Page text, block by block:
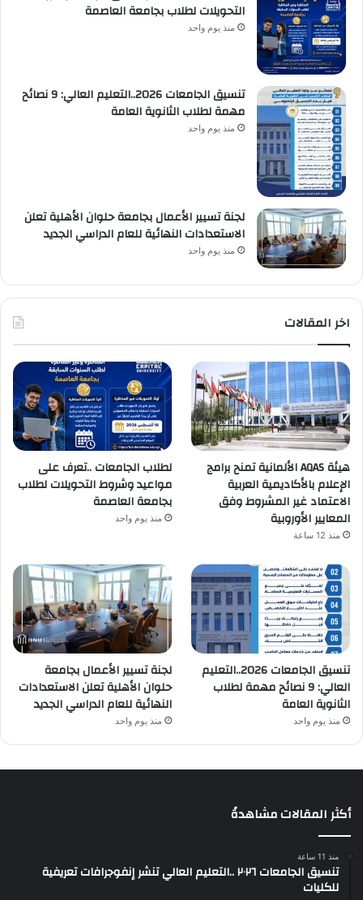
التحويلات لطلاب بجامعة العاصمة
منذ يوم واحد
تنسيق الجامعات 2026..التعليم العالي: 9 نصائح
مهمة لطلاب الثانوية العامة
منذ يوم واحد
لجنة تسيير الأعمال بجامعة حلوان الأهلية تعلن
الاستعدادات النهائية للعام الدراسي الجديد
منذ يوم واحد
اخر المقالات
هيئة AQAS الألمانية تمنح برامج
الإعلام بالأكاديمية العربية
الاعتماد غير المشروط وفق
المعايير الأوروبية
منذ 12 ساعة
لطلاب الجامعات ..تعرف على
مواعيد وشروط التحويلات لطلاب
بجامعة العاصمة
منذ يوم واحد
تنسيق الجامعات 2026..التعليم
العالي: 9 نصائح مهمة لطلاب
الثانوية العامة
منذ يوم واحد
لجنة تسيير الأعمال بجامعة
حلوان الأهلية تعلن الاستعدادات
النهائية للعام الدراسي الجديد
منذ يوم واحد
أكثر المقالات مشاهدةً
منذ 11 ساعة
تنسيق الجامعات ٢٠٢٦ ..التعليم العالي تنشر إنفوجرافات تعريفية
للكليات